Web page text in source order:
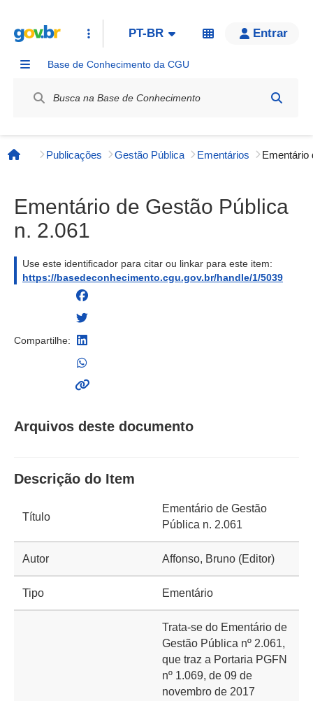
PT-BR Entrar
Base de Conhecimento da CGU
Página inicial
Publicações Gestão Pública Ementários
Ementário de Gestão Pública
n. 2.061
Use este identificador para citar ou linkar para este item:
https://basedeconhecimento.cgu.gov.br/handle/1/5039
Compartilhe:
Arquivos deste documento
Descrição do Item
Título
Ementário de Gestão
Pública n. 2.061
Autor Affonso, Bruno (Editor)
Tipo Ementário
Trata-se do Ementário de
Gestão Pública nº 2.061,
que traz a Portaria PGFN
nº 1.069, de 09 de
novembro de 2017